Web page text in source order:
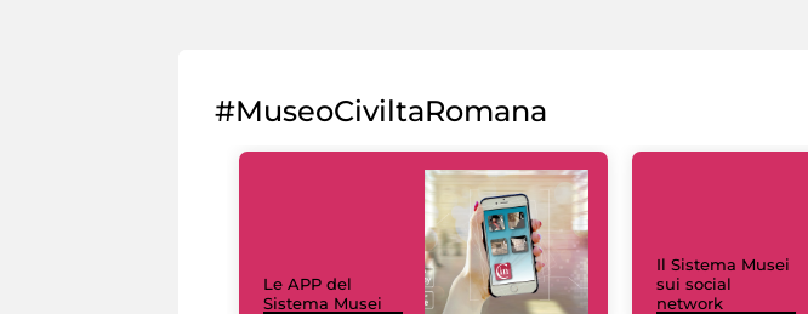
#MuseoCiviltaRomana
Le APP del
Sistema Musei
Il Sistema Musei
sui social
network